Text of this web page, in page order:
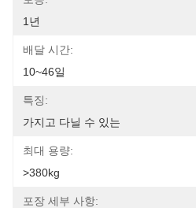
1년
배달 시간:
10~46일
특징:
가지고 다닐 수 있는
최대 용량:
>380kg
포장 세부 사항: